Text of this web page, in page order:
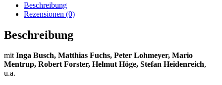
Beschreibung
Rezensionen (0)
Beschreibung
mit Inga Busch, Matthias Fuchs, Peter Lohmeyer, Mario
Mentrup, Robert Forster, Helmut Höge, Stefan Heidenreich,
u.a.